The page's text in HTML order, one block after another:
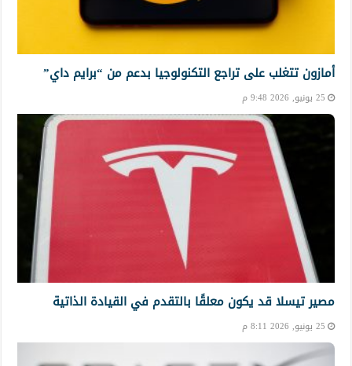
أمازون تتغلب على تراجع التكنولوجيا بدعم من “برايم داي”
25 يونيو, 2026 9:48 م
مصير تيسلا قد يكون معلقًا بالتقدم في القيادة الذاتية
25 يونيو, 2026 8:11 م